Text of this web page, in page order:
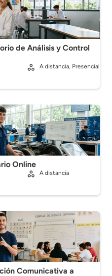
de Análisis y Control
A distancia, Presencial
Online
A distancia
Comunicativa a